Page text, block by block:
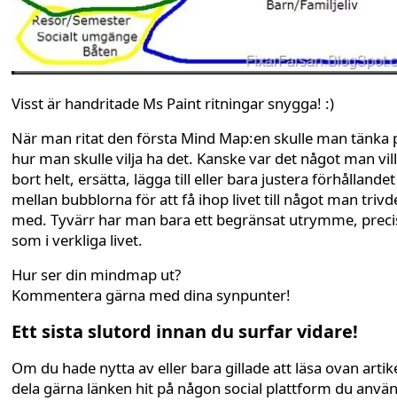
Visst är handritade Ms Paint ritningar snygga! :)
När man ritat den första Mind Map:en skulle man tänka
hur man skulle vilja ha det. Kanske var det något man
bort helt, ersätta, lägga till eller bara justera förhållandet
mellan bubblorna för att få ihop livet till något man
med. Tyvärr har man bara ett begränsat utrymme,
som i verkliga livet.
Hur ser din mindmap ut?
Kommentera gärna med dina synpunter!
Ett sista slutord innan du surfar vidare!
Om du hade nytta av eller bara gillade att läsa ovan
dela gärna länken hit på någon social plattform du